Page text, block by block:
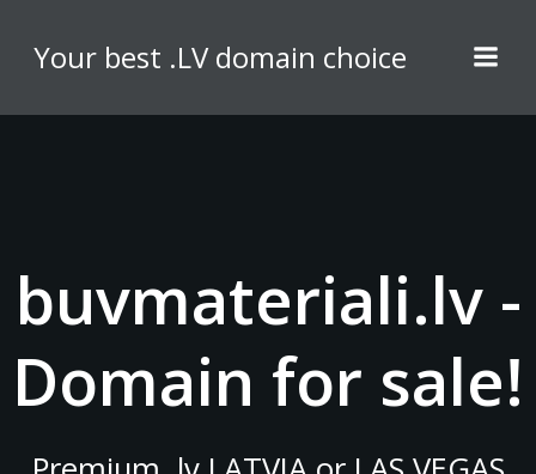
content
Your best .LV domain choice
buvmateriali.lv -
Domain for sale!